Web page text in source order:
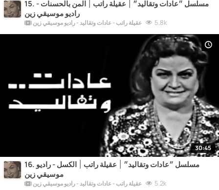
15. مسلسل ״عادات وتقاليد״ ׀ عقيلة راتب ׀ المن بالحسنات -
راديو موسيقي زين
عقيلة راتب - عادات وتقاليد - راديو موسيقي زين 5.8k
30:45
16. مسلسل ״عادات وتقاليد״ ׀ عقيلة راتب ׀ الكسل - راديو
موسيقي زين
عقيلة راتب - عادات وتقاليد - راديو موسيقي زين 5.2k